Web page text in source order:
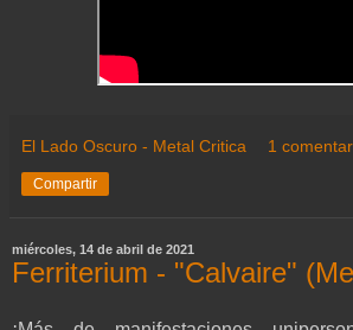
El Lado Oscuro - Metal Critica 1
Compartir
miércoles, 14 de abril de 2021
Ferriterium - "Calvaire"